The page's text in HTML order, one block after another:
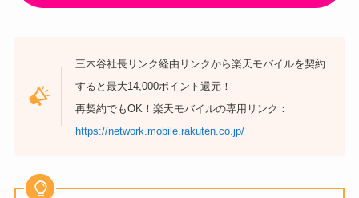
三木谷社長リンク経由リンクから楽天モバイルを契約
すると最大14,000ポイント還元！
再契約でもOK！楽天モバイルの専用リンク：
https://network.mobile.rakuten.co.jp/